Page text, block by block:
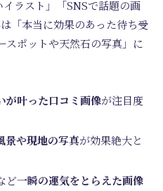
ラスト」「SNSで話題の画
「本当に効果のあった待ち受
スポットや天然石の写真」に
が叶った口コミ画像が注目度
景や現地の写真が効果絶大と
ど一瞬の運気をとらえた画像